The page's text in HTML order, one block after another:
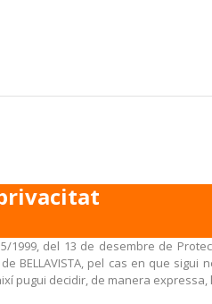
1999, del 13 de desembre de
de BELLAVISTA, pel cas en que
pugui decidir, de manera